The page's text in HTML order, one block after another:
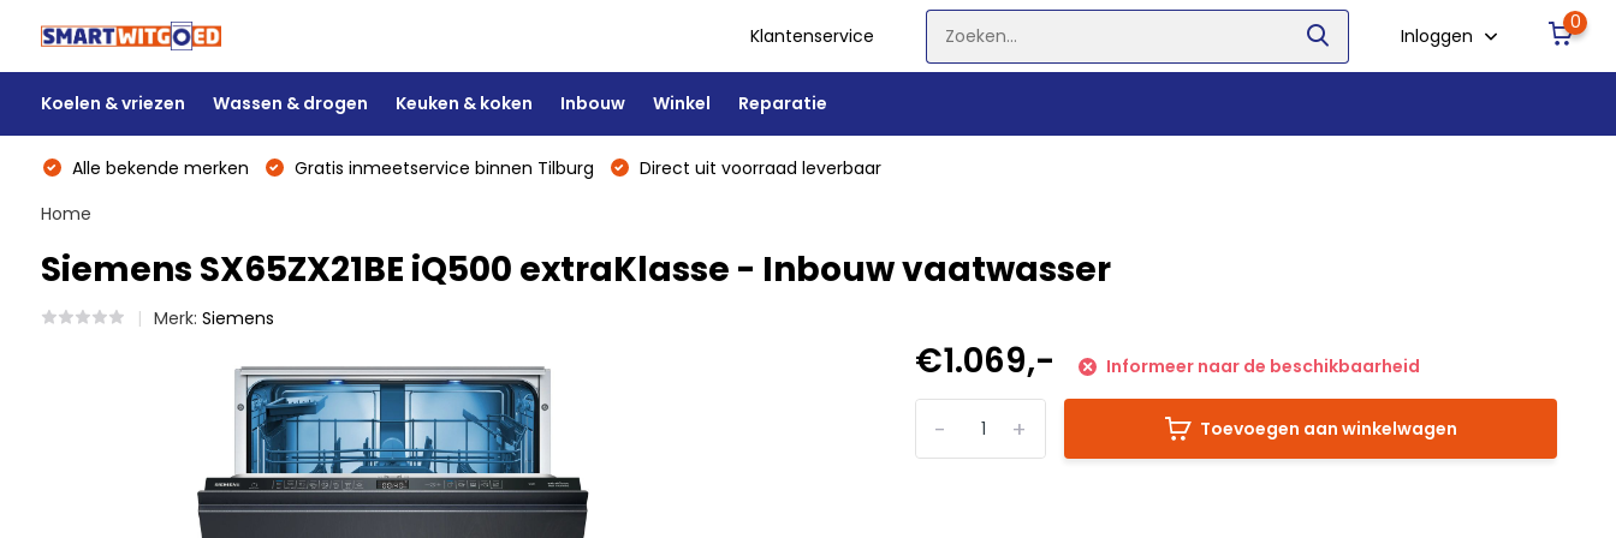
Klantenservice Inloggen
0
Koelen & vriezen Wassen & drogen Keuken & koken Inbouw Winkel Reparatie
Alle bekende merken Gratis inmeetservice binnen Tilburg
Direct uit voorraad leverbaar
Home
Siemens SX65ZX21BE iQ500 extraKlasse - Inbouw vaatwasser
Merk: Siemens
€1.069,- Informeer naar de beschikbaarheid
+
- Toevoegen aan winkelwagen